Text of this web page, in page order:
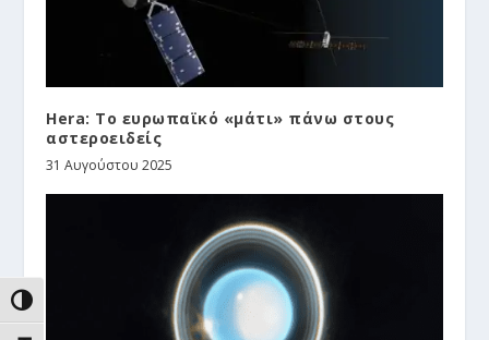
ΕΝΑΛΛΑΓΉ ΥΨΗΛΉΣ ΑΝΤΊΘΕΣΗΣ
Hera: Το ευρωπαϊκό «μάτι» πάνω στους
αστεροειδείς
31 Αυγούστου 2025